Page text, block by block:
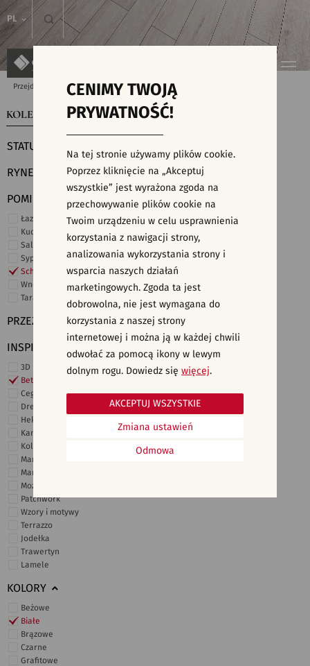
PL
Przejdź do strony głównej Kolekcje
KOLEKCJE WYSZUKIWARKA PŁYTEK
STATUS
RYNEK
POMIESZCZENIE
Łazienka
Kuchnia
Salon i hol
Sypialnia
Schody
Wnętrza komercyjne
Taras i ogród
PRZEZNACZENIE
INSPIRACJE
3D i struktury
Beton
Cegiełki
Drewno
Heksagonalne
Kamień
Kolor
Marmur
Marokańskie
Mozaika
Patchwork
Wzory i motywy
Terrazzo
Jodełka
Trawertyn
Lamele
KOLORY
Beżowe
Białe
Brązowe
Czarne
Grafitowe
CENIMY TWOJĄ
PRYWATNOŚĆ!
Na tej stronie używamy plików cookie.
Poprzez kliknięcie na „Akceptuj
wszystkie” jest wyrażona zgoda na
przechowywanie plików cookie na
Twoim urządzeniu w celu usprawnienia
korzystania z nawigacji strony,
analizowania wykorzystania strony i
wsparcia naszych działań
marketingowych. Zgoda ta jest
dobrowolna, nie jest wymagana do
korzystania z naszej strony
internetowej i można ją w każdej chwili
odwołać za pomocą ikony w lewym
dolnym rogu. Dowiedz się więcej.
Odmowa
Zmiana ustawień
AKCEPTUJ WSZYSTKIE